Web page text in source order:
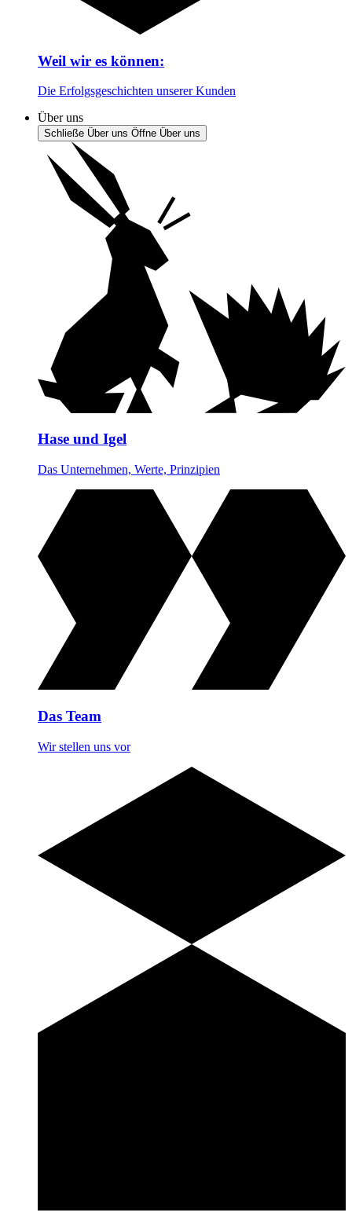
Weil wir es können:
Die Erfolgsgeschichten unserer Kunden
Über uns
Schließe Über uns Öffne Über uns
Hase und Igel
Das Unternehmen, Werte, Prinzipien
Das Team
Wir stellen uns vor